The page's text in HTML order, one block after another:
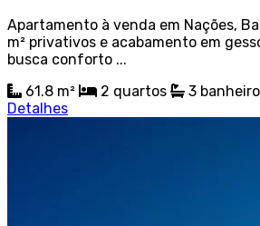
Apartamento à venda em Nações,
m² privativos e acabamento em
busca conforto ...
61.8 m²
2 quartos 3
Detalhes